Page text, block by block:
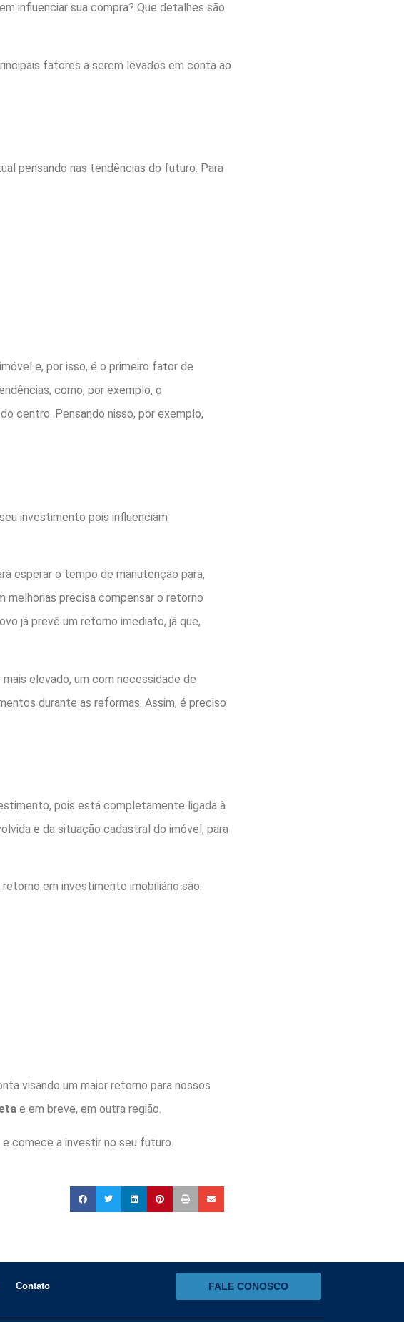
influenciar sua compra? Que detalhes são
fatores a serem levados em conta ao
pensando nas tendências do futuro. Para
e, por isso, é o primeiro fator de
como, por exemplo, o
centro. Pensando nisso, por exemplo,
investimento pois influenciam
esperar o tempo de manutenção para,
melhorias precisa compensar o retorno
já prevê um retorno imediato, já que,
elevado, um com necessidade de
durante as reformas. Assim, é preciso
pois está completamente ligada à
e da situação cadastral do imóvel, para
em investimento imobiliário são:
visando um maior retorno para nossos
e em breve, em outra região.
comece a investir no seu futuro.
Contato FALE CONOSCO